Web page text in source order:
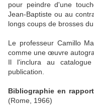
pour peindre d'une
Jean-Baptiste ou au
longs coups de brosses
Le professeur Camillo
comme une œuvre
Il l'inclura au
publication.
Bibliographie en rapport
(Rome, 1966)